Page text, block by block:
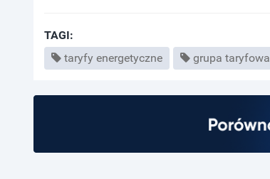
TAGI:
taryfy energetyczne
grupa taryfowa